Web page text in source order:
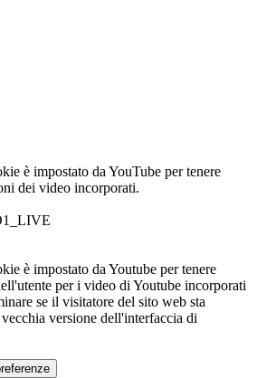
è impostato da YouTube per tenere
dei video incorporati.
è impostato da Youtube per tenere
per i video di Youtube incorporati
se il visitatore del sito web sta
versione dell'interfaccia di